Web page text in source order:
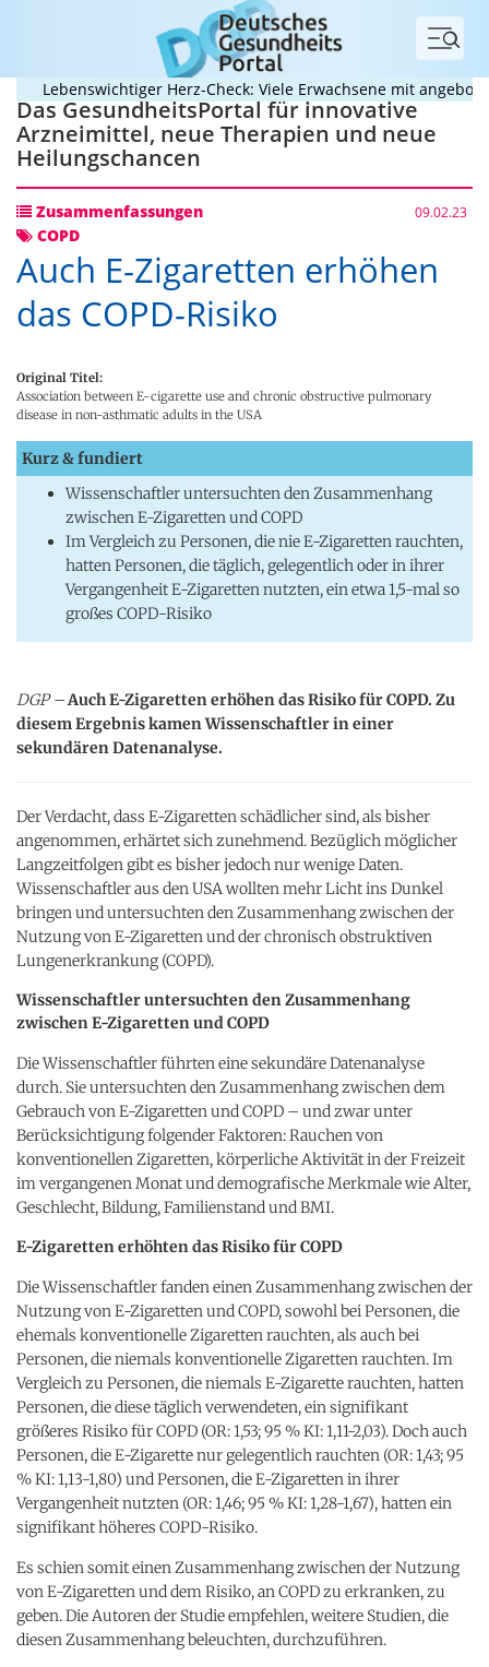
Menü
Lebenswichtiger Herz-Check: Viele Erwachsene mit
Das GesundheitsPortal für innovative
Arzneimittel, neue Therapien und neue
Heilungschancen
Zusammenfassungen 09.02.23
COPD
Auch E-Zigaretten erhöhen
das COPD-Risiko
Original Titel:
Association between E-cigarette use and chronic obstructive pulmonary
disease in non-asthmatic adults in the USA
Kurz & fundiert
Wissenschaftler untersuchten den Zusammenhang
zwischen E-Zigaretten und COPD
Im Vergleich zu Personen, die nie E-Zigaretten rauchten,
hatten Personen, die täglich, gelegentlich oder in ihrer
Vergangenheit E-Zigaretten nutzten, ein etwa 1,5-mal so
großes COPD-Risiko
DGP –Auch E-Zigaretten erhöhen das Risiko für COPD. Zu
diesem Ergebnis kamen Wissenschaftler in einer
sekundären Datenanalyse.
Der Verdacht, dass E-Zigaretten schädlicher sind, als bisher
angenommen, erhärtet sich zunehmend. Bezüglich möglicher
Langzeitfolgen gibt es bisher jedoch nur wenige Daten.
Wissenschaftler aus den USA wollten mehr Licht ins Dunkel
bringen und untersuchten den Zusammenhang zwischen der
Nutzung von E-Zigaretten und der chronisch obstruktiven
Lungenerkrankung (COPD).
Wissenschaftler untersuchten den Zusammenhang
zwischen E-Zigaretten und COPD
Die Wissenschaftler führten eine sekundäre Datenanalyse
durch. Sie untersuchten den Zusammenhang zwischen dem
Gebrauch von E-Zigaretten und COPD – und zwar unter
Berücksichtigung folgender Faktoren: Rauchen von
konventionellen Zigaretten, körperliche Aktivität in der Freizeit
im vergangenen Monat und demografische Merkmale wie Alter,
Geschlecht, Bildung, Familienstand und BMI.
E-Zigaretten erhöhten das Risiko für COPD
Die Wissenschaftler fanden einen Zusammenhang zwischen der
Nutzung von E-Zigaretten und COPD, sowohl bei Personen, die
ehemals konventionelle Zigaretten rauchten, als auch bei
Personen, die niemals konventionelle Zigaretten rauchten. Im
Vergleich zu Personen, die niemals E-Zigarette rauchten, hatten
Personen, die diese täglich verwendeten, ein signifikant
größeres Risiko für COPD (OR: 1,53; 95 % KI: 1,11-2,03). Doch auch
Personen, die E-Zigarette nur gelegentlich rauchten (OR: 1,43; 95
% KI: 1,13-1,80) und Personen, die E-Zigaretten in ihrer
Vergangenheit nutzten (OR: 1,46; 95 % KI: 1,28-1,67), hatten ein
signifikant höheres COPD-Risiko.
Es schien somit einen Zusammenhang zwischen der Nutzung
von E-Zigaretten und dem Risiko, an COPD zu erkranken, zu
geben. Die Autoren der Studie empfehlen, weitere Studien, die
diesen Zusammenhang beleuchten, durchzuführen.